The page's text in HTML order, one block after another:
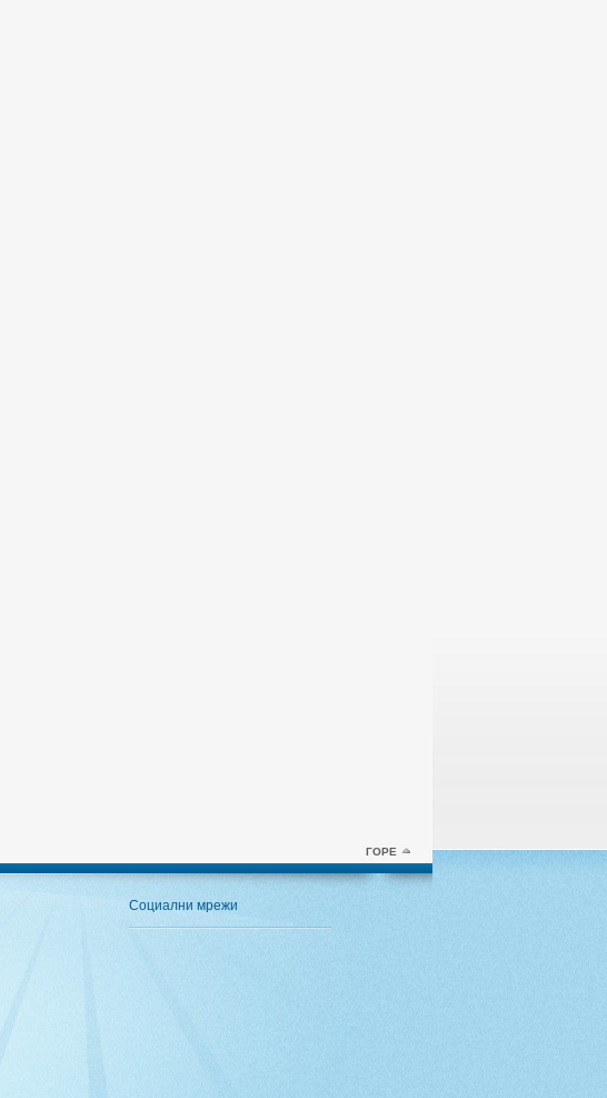
ГОРЕ
Социални мрежи